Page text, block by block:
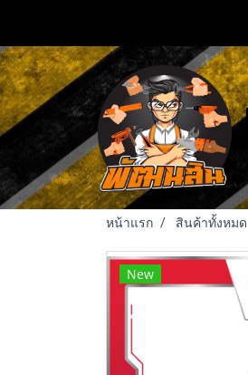
หน้าแรก สินค้าทั้งหมด
New